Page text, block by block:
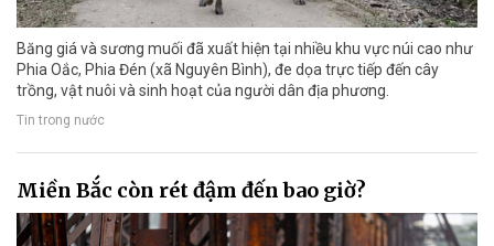
Băng giá và sương muối đã xuất hiện tại nhiều khu vực núi cao như
Phia Oắc, Phia Đén (xã Nguyên Bình), đe dọa trực tiếp đến cây
trồng, vật nuôi và sinh hoạt của người dân địa phương.
Tin trong nước
Miền Bắc còn rét đậm đến bao giờ?